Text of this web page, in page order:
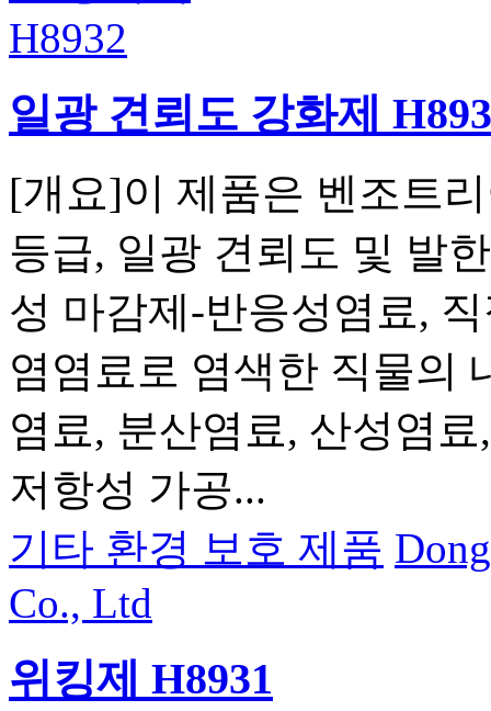
일광 견뢰도 강화제
[개요]이 제품은 벤조트
등급, 일광 견뢰도 및 발
성 마감제-반응성염료,
염염료로 염색한 직물의
염료, 분산염료, 산성염
저항성 가공...
기타 환경 보호 제품
Co., Ltd
위킹제 H8931